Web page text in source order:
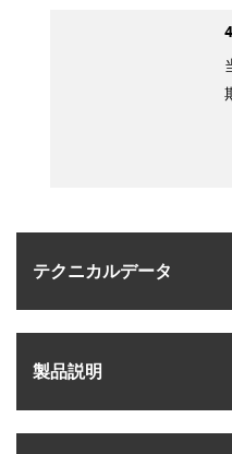
テクニカルデータ
製品説明